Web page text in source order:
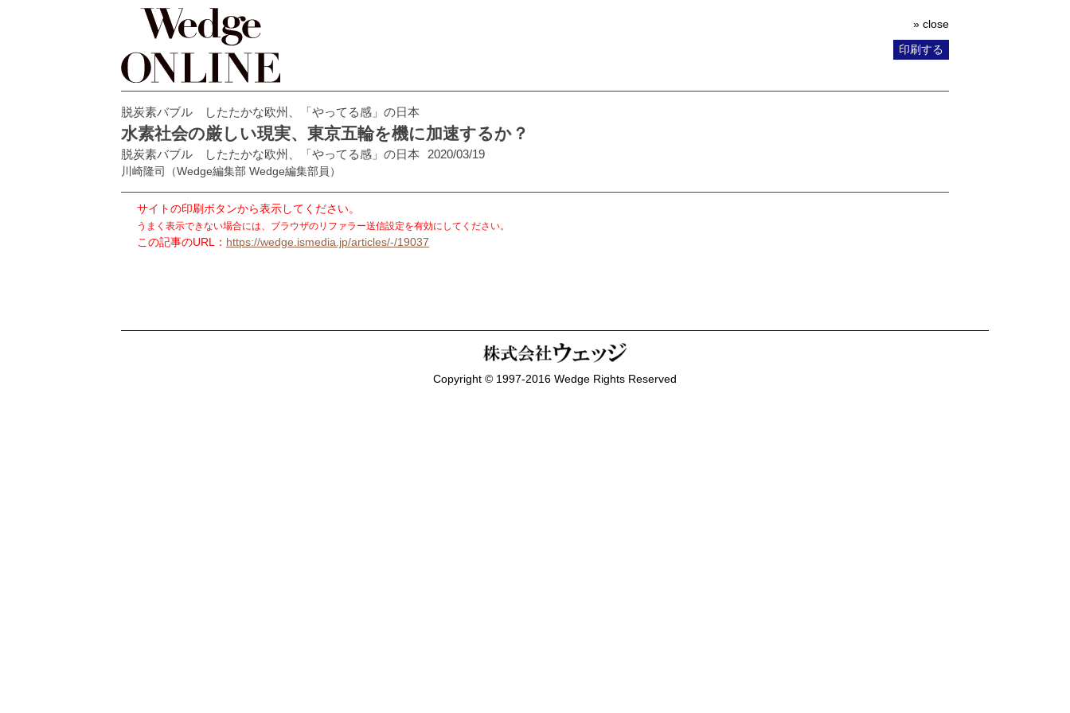
» close
印刷する
脱炭素バブル したたかな欧州、「やってる感」の日本
水素社会の厳しい現実、東京五輪を機に加速するか？
脱炭素バブル したたかな欧州、「やってる感」の日本 2020/03/19
川崎隆司 （Wedge編集部 Wedge編集部員）
サイトの印刷ボタンから表示してください。
うまく表示できない場合には、ブラウザのリファラー送信設定を有効にしてください。
この記事のURL： https://wedge.ismedia.jp/articles/-/19037
Copyright © 1997-2016 Wedge Rights Reserved